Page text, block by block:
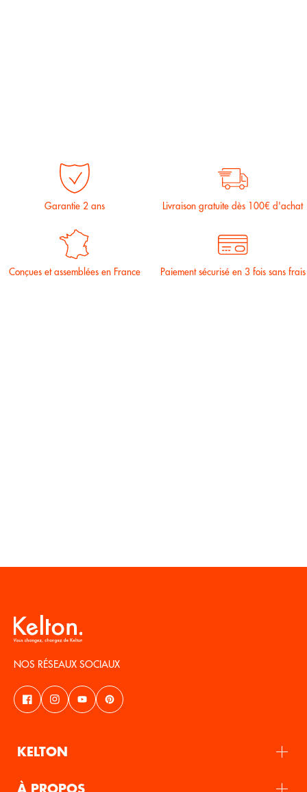
Garantie 2 ans Livraison gratuite dès 100€ d'achat
Conçues et assemblées en France Paiement sécurisé en 3 fois sans frais
NOS RÉSEAUX SOCIAUX
KELTON
À PROPOS